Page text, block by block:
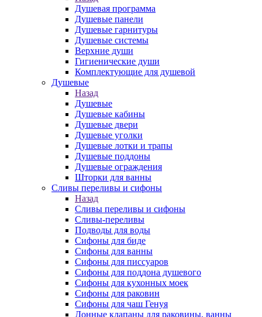
Душевая программа
Душевые панели
Душевые гарнитуры
Душевые системы
Верхние души
Гигиенические души
Комплектующие для душевой
Душевые
Назад
Душевые
Душевые кабины
Душевые двери
Душевые уголки
Душевые лотки и трапы
Душевые поддоны
Душевые ограждения
Шторки для ванны
Сливы переливы и сифоны
Назад
Сливы переливы и сифоны
Сливы-переливы
Подводы для воды
Сифоны для биде
Сифоны для ванны
Сифоны для писсуаров
Сифоны для поддона душевого
Сифоны для кухонных моек
Сифоны для раковин
Сифоны для чаш Генуя
Донные клапаны для раковины, ванны